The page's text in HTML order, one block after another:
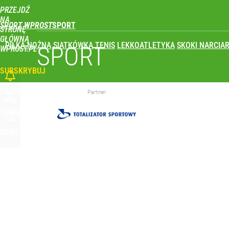
PRZEJDŹ
NA
STRONĘ
GŁÓWNĄ
WPROST.PL
SPORT WPROST
PIŁKA NOŻNA SIATKÓWKA TENIS LEKKOATLETYKA SKOKI
SUBSKRYBUJ
Świetne wieści dla kibiców sportu w Polsce!
Głośna decyzja Karola Nawrockiego o
SPORT
Partner